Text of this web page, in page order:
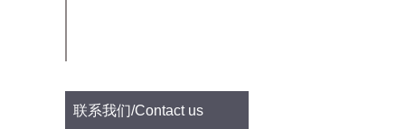
联系我们/Contact us